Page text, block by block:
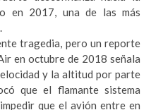
en 2017, una de las más
tragedia, pero un reporte
en octubre de 2018 señala
y la altitud por parte
que el flamante sistema
que el avión entre en